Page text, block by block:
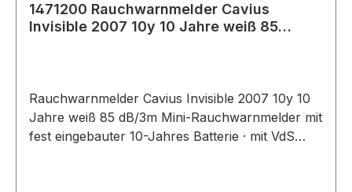
1471200 Rauchwarnmelder Cavius
Invisible 2007 10y 10 Jahre weiß 85
Rauchwarnmelder Cavius Invisible 2007 10y 10
Jahre weiß 85 dB/3m Mini-Rauchwarnmelder mit
fest eingebauter 10-Jahres Batterie · mit VdS